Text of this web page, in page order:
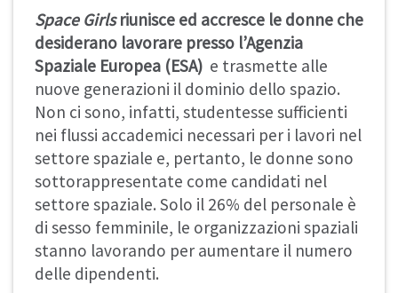
Space Girls riunisce ed accresce le donne che
desiderano lavorare presso l’Agenzia
Spaziale Europea (ESA) e trasmette alle
nuove generazioni il dominio dello spazio.
Non ci sono, infatti, studentesse sufficienti
nei flussi accademici necessari per i lavori nel
settore spaziale e, pertanto, le donne sono
sottorappresentate come candidati nel
settore spaziale. Solo il 26% del personale è
di sesso femminile, le organizzazioni spaziali
stanno lavorando per aumentare il numero
delle dipendenti.